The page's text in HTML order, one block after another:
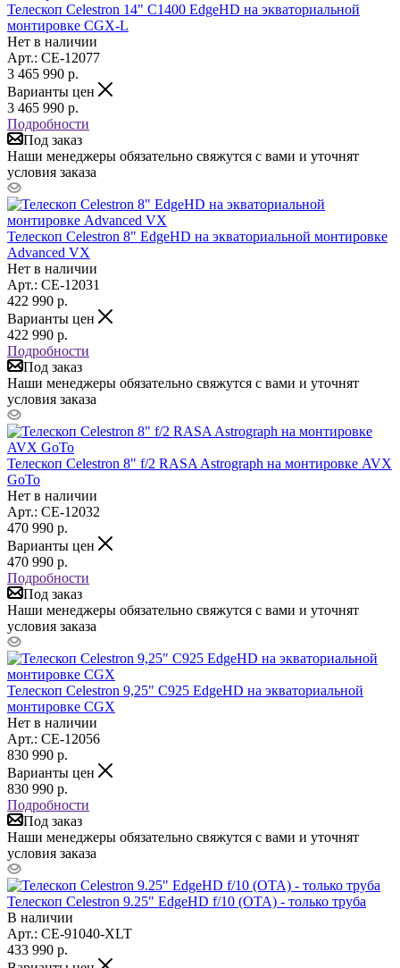
Телескоп Celestron 14" С1400 EdgeHD на экваториальной
монтировке CGX-L
Нет в наличии
Арт.: CE-12077
3 465 990 р.
Варианты цен
3 465 990 р.
Подробности
Под заказ
Наши менеджеры обязательно свяжутся с вами и уточнят
условия заказа
Телескоп Celestron 8" EdgeHD на экваториальной монтировке
Advanced VX
Нет в наличии
Арт.: CE-12031
422 990 р.
Варианты цен
422 990 р.
Подробности
Под заказ
Наши менеджеры обязательно свяжутся с вами и уточнят
условия заказа
Телескоп Celestron 8" f/2 RASA Astrograph на монтировке AVX
GoTo
Нет в наличии
Арт.: CE-12032
470 990 р.
Варианты цен
470 990 р.
Подробности
Под заказ
Наши менеджеры обязательно свяжутся с вами и уточнят
условия заказа
Телескоп Celestron 9,25" C925 EdgeHD на экваториальной
монтировке CGX
Нет в наличии
Арт.: CE-12056
830 990 р.
Варианты цен
830 990 р.
Подробности
Под заказ
Наши менеджеры обязательно свяжутся с вами и уточнят
условия заказа
Телескоп Celestron 9.25" EdgeHD f/10 (OTA) - только труба
В наличии
Арт.: CE-91040-XLT
433 990 р.